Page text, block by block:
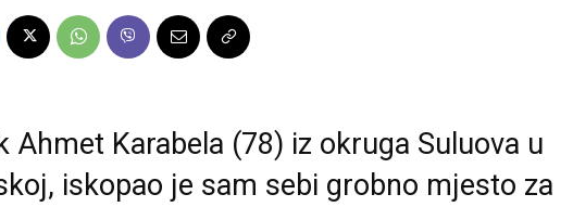
Ahmet Karabela (78) iz okruga Suluova u
iskopao je sam sebi grobno mjesto za